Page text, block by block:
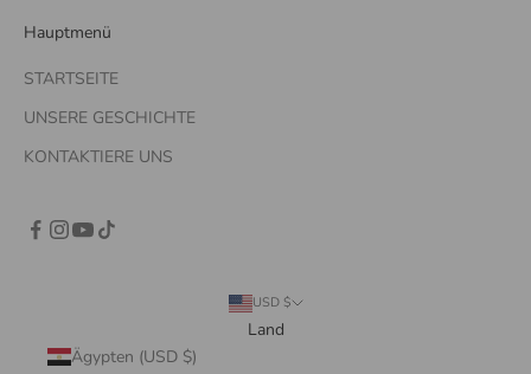
Hauptmenü
STARTSEITE
UNSERE GESCHICHTE
KONTAKTIERE UNS
USD $
Land
Ägypten (USD $)